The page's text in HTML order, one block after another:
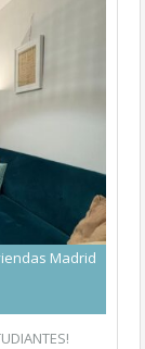
Madrid